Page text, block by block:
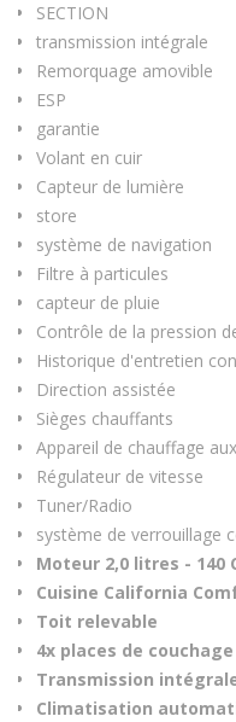
SECTION
transmission intégrale
Remorquage amovible
ESP
garantie
Volant en cuir
Capteur de lumière
store
système de navigation
Filtre à particules
capteur de pluie
Contrôle de la pression
Historique d'entretien
Direction assistée
Sièges chauffants
Appareil de chauffage
Régulateur de vitesse
Tuner/Radio
système de verrouillage
Moteur 2,0 litres - 140
Cuisine California
Toit relevable
4x places de couchage
Transmission
Climatisation